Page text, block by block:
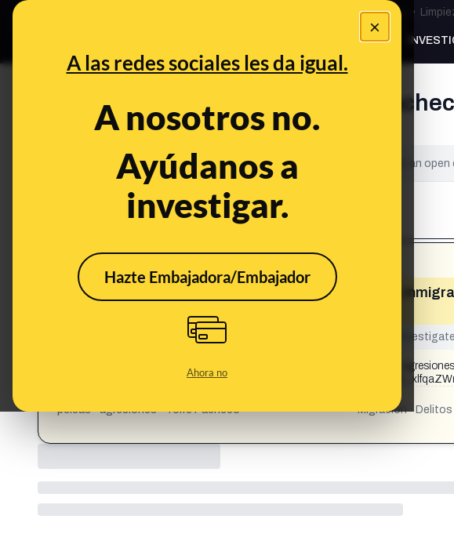
×
A las redes sociales les da igual.
A nosotros no.
Ayúdanos a
investigar.
Hazte Embajadora/Embajador
Ahora no
Bulos Ceuta •
PREBUNKING
¿Los vecinos estallan en Torre
"agresiones y la delincuencia"?
This content has NOT yet been verified. It is an open
What's being said:
«Los vecinos estallan en Torre Pacheco contra los
This content has not yet been
Más imágenes del estallido vecinal en Torre Pacheco ante la oleada de
https://x.com/invadidos_com/status/
peleas · agresiones · Torre Pacheco Migración ·